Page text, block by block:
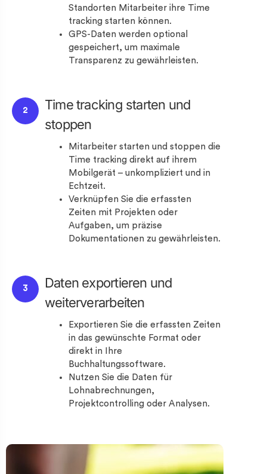
Standorten Mitarbeiter ihre Time
tracking starten können.
GPS-Daten werden optional
gespeichert, um maximale
Transparenz zu gewährleisten.
2
Time tracking starten und
stoppen
Mitarbeiter starten und stoppen die
Time tracking direkt auf ihrem
Mobilgerät – unkompliziert und in
Echtzeit.
Verknüpfen Sie die erfassten
Zeiten mit Projekten oder
Aufgaben, um präzise
Dokumentationen zu gewährleisten.
3
Daten exportieren und
weiterverarbeiten
Exportieren Sie die erfassten Zeiten
in das gewünschte Format oder
direkt in Ihre
Buchhaltungssoftware.
Nutzen Sie die Daten für
Lohnabrechnungen,
Projektcontrolling oder Analysen.